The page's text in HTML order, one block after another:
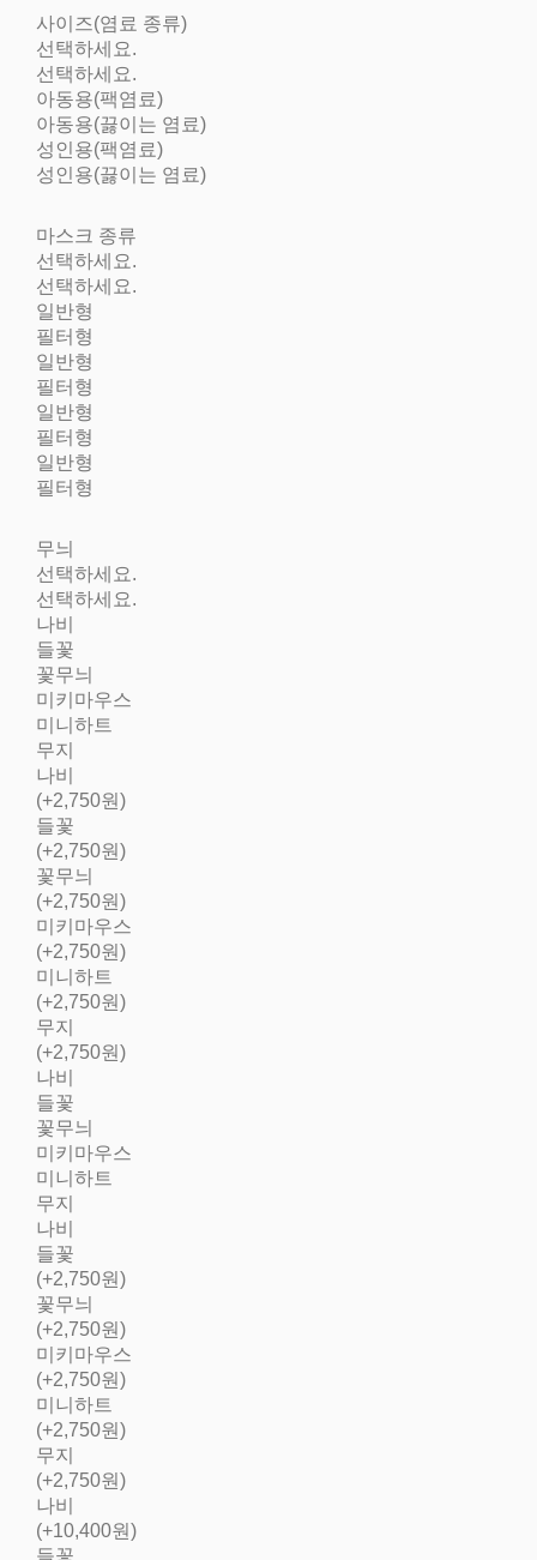
사이즈(염료 종류)
선택하세요.
선택하세요.
아동용(팩염료)
아동용(끓이는 염료)
성인용(팩염료)
성인용(끓이는 염료)
마스크 종류
선택하세요.
선택하세요.
일반형
필터형
일반형
필터형
일반형
필터형
일반형
필터형
무늬
선택하세요.
선택하세요.
나비
들꽃
꽃무늬
미키마우스
미니하트
무지
나비
(+2,750원)
들꽃
(+2,750원)
꽃무늬
(+2,750원)
미키마우스
(+2,750원)
미니하트
(+2,750원)
무지
(+2,750원)
나비
들꽃
꽃무늬
미키마우스
미니하트
무지
나비
들꽃
(+2,750원)
꽃무늬
(+2,750원)
미키마우스
(+2,750원)
미니하트
(+2,750원)
무지
(+2,750원)
나비
(+10,400원)
들꽃